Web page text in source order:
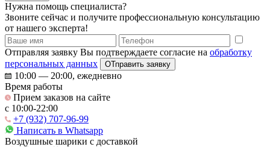
Нужна помощь специалиста?
Звоните сейчас и получите профессиональную консультацию
от нашего эксперта!
Отправляя заявку Вы подтверждаете согласие на обработку
персональных данных
ОТправить заявку
10:00 — 20:00, ежедневно
Время работы
Прием заказов на сайте
c 10:00-22:00
+7 (932) 707-96-99
Написать в Whatsapp
Воздушные шарики с доставкой